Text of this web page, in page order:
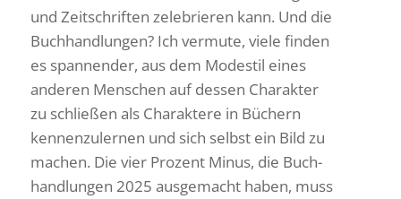
und Zeit­schriften zele­brieren kann. Und die
Buch­hand­lungen? Ich vermute, viele finden
es span­nender, aus dem Mode­stil eines
anderen Menschen auf dessen Charakter
zu schließen als Charak­tere in Büchern
kennen­zu­lernen und sich selbst ein Bild zu
machen. Die vier Prozent Minus, die Buch­
hand­lungen 2025 ausge­macht haben, muss